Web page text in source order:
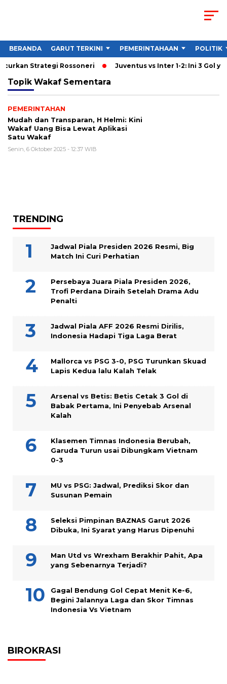
BERANDA GARUT TERKINI PEMERINTAHAAN POLITIK
Strategi Rossoneri Juventus vs Inter 1-2: Ini 3 Gol
Topik Wakaf Sementara
PEMERINTAHAN
Mudah dan Transparan, H Helmi: Kini
Wakaf Uang Bisa Lewat Aplikasi
Satu Wakaf
Senin, 6 Oktober 2025 - 12:37 WIB
TRENDING
Jadwal Piala Presiden 2026 Resmi, Big
Match Ini Curi Perhatian
Persebaya Juara Piala Presiden 2026,
Trofi Perdana Diraih Setelah Drama Adu
Penalti
Jadwal Piala AFF 2026 Resmi Dirilis,
Indonesia Hadapi Tiga Laga Berat
Mallorca vs PSG 3-0, PSG Turunkan Skuad
Lapis Kedua lalu Kalah Telak
Arsenal vs Betis: Betis Cetak 3 Gol di
Babak Pertama, Ini Penyebab Arsenal
Kalah
Klasemen Timnas Indonesia Berubah,
Garuda Turun usai Dibungkam Vietnam
0-3
MU vs PSG: Jadwal, Prediksi Skor dan
Susunan Pemain
Seleksi Pimpinan BAZNAS Garut 2026
Dibuka, Ini Syarat yang Harus Dipenuhi
Man Utd vs Wrexham Berakhir Pahit, Apa
yang Sebenarnya Terjadi?
Gagal Bendung Gol Cepat Menit Ke-6,
Begini Jalannya Laga dan Skor Timnas
Indonesia Vs Vietnam
BIROKRASI